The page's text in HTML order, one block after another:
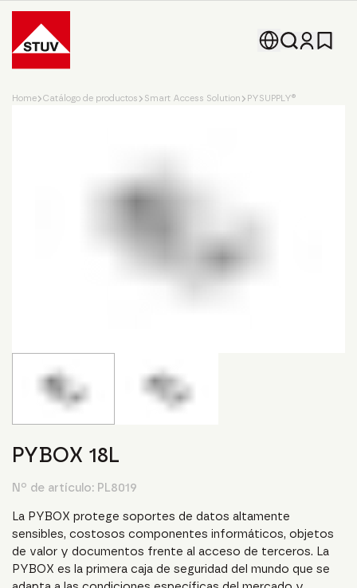
Go To the Homepage
Home Catálogo de productos Smart Access Solution PYSUPPLY®
PYBOX 18L
Nº de artículo: PL8019
La PYBOX protege soportes de datos altamente
sensibles, costosos componentes informáticos, objetos
de valor y documentos frente al acceso de terceros. La
PYBOX es la primera caja de seguridad del mundo que se